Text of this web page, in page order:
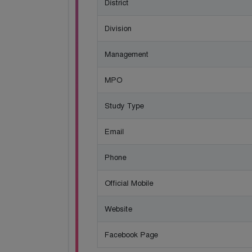
District
Division
Management
MPO
Study Type
Email
Phone
Official Mobile
Website
Facebook Page